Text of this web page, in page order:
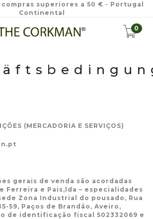
superiores a 50 € - Portugal
Continental
0
(MERCADORIA E SERVIÇOS)
gerais de venda são acordadas
Ferreira e Pais,lda – especialidades
Zona Industrial do pousado, Rua
59, Paços de Brandão, Aveiro,
de identificação fiscal 502332069 e